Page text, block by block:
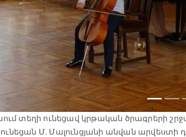
տեղի ունեցավ կրթական ծրագրերի
ունեցան Մ. Մալունցյանի անվան արվեստի